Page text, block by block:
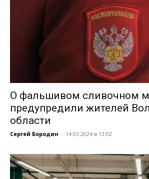
О фальшивом сливочном
предупредили жителей
области
Сергей Бородин - 14.03.2024 в 13:02